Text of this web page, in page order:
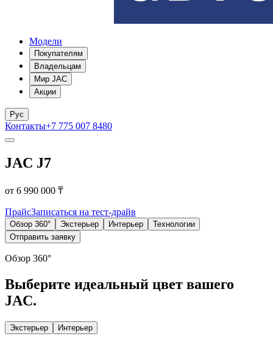
Модели
Покупателям
Владельцам
Мир JAC
Акции
Рус
Контакты+7 775 007 8480
JAC J7
от 6 990 000 ₸
ПрайсЗаписаться на тест-драйв
Обзор 360° Экстерьер Интерьер
Технологии
Отправить заявку
Обзор 360°
Выберите идеальный цвет вашего
JAC.
Экстерьер Интерьер